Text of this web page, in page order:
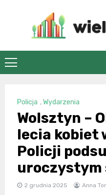
Policja ,Wydarzenia
Wolsztyn –
lecia kobiet
Policji
uroczystym
2 grudnia 2025 Anna